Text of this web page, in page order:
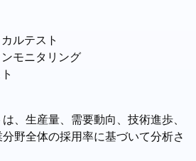
ルテスト
モニタリング
、生産量、需要動向、技術進歩、
野全体の採用率に基づいて分析さ